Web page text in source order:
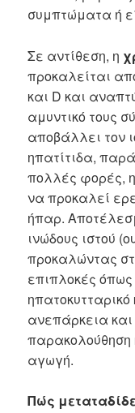
συμπτώματα ή
Σε αντίθεση, η
προκαλείται
και D και
αμυντικό τους
αποβάλλει τον
ηπατίτιδα,
πολλές φορές,
να προκαλεί
ήπαρ.
ινώδους ιστού
προκαλώντας
επιπλοκές
ηπατοκυτταρικό
ανεπάρκεια
παρακολούθηση
αγωγή.
Πώς